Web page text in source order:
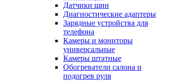
Датчики шин
Диагностические адаптеры
Зарядные устройства для
телефона
Камеры и мониторы
универсальные
Камеры штатные
Обогреватели салона и
подогрев руля